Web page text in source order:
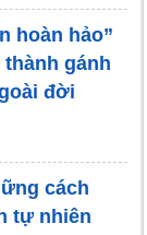
hoàn hảo”
gánh
đời
cách
tự nhiên